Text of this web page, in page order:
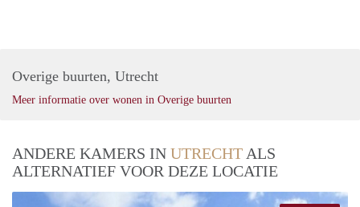
Overige buurten, Utrecht
Meer informatie over wonen in Overige buurten
ANDERE KAMERS IN UTRECHT ALS
ALTERNATIEF VOOR DEZE LOCATIE